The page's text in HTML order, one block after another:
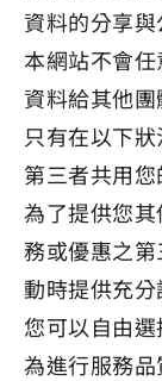
資料的分享
本網站不會
資料給其他團
只有在以下
第三者共用您
為了提供您
務或優惠之
動時提供充
您可以自由
為進行服務